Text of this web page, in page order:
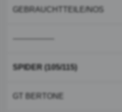
GEBRAUCHTTEILE/NOS
SPIDER (105/115)
GT BERTONE